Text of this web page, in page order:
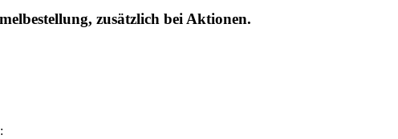
zusätzlich bei Aktionen.
: